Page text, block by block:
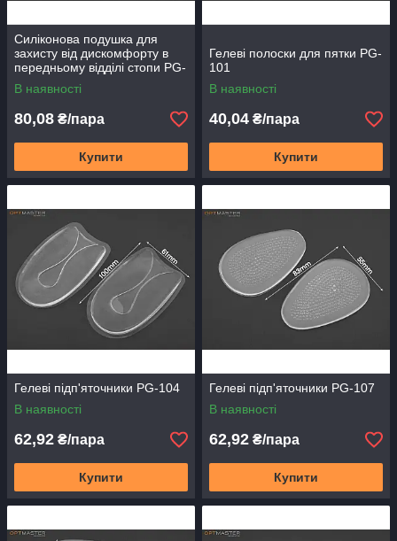
Силіконова подушка для
захисту від дискомфорту в
передньому відділі стопи PG-
131
В наявності
80,08 ₴/пара
Купити
Гелеві полоски для пятки PG-
101
В наявності
40,04 ₴/пара
Купити
Гелеві підп'яточники PG-104
В наявності
62,92 ₴/пара
Купити
Гелеві підп'яточники PG-107
В наявності
62,92 ₴/пара
Купити